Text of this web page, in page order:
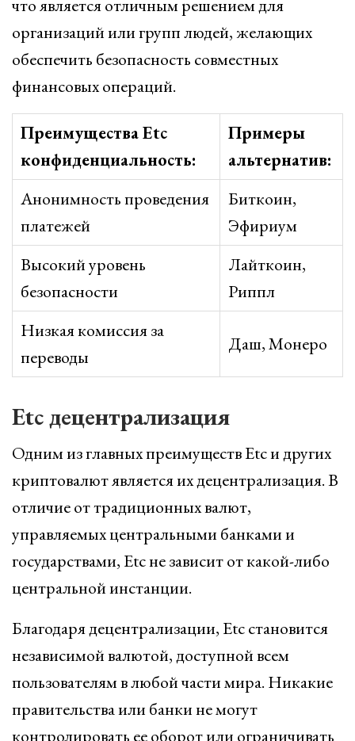
что является отличным решением для
организаций или групп людей, желающих
обеспечить безопасность совместных
финансовых операций.
Преимущества Etc
конфиденциальность:
Примеры
альтернатив:
Анонимность проведения
платежей
Биткоин,
Эфириум
Высокий уровень
безопасности
Лайткоин,
Риппл
Низкая комиссия за
переводы
Даш, Монеро
Etc децентрализация
Одним из главных преимуществ Etc и других
криптовалют является их децентрализация. В
отличие от традиционных валют,
управляемых центральными банками и
государствами, Etc не зависит от какой-либо
центральной инстанции.
Благодаря децентрализации, Etc становится
независимой валютой, доступной всем
пользователям в любой части мира. Никакие
правительства или банки не могут
контролировать ее оборот или ограничивать